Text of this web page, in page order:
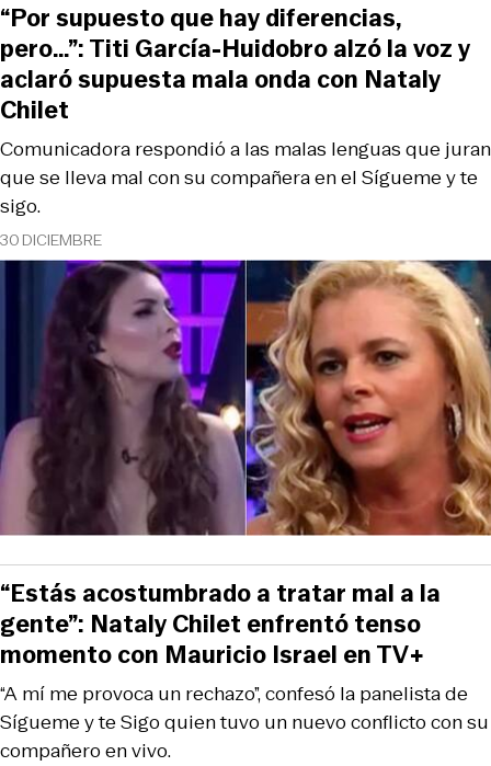
30 DICIEMBRE
Comunicadora respondió a las malas lenguas que juran
que se lleva mal con su compañera en el Sígueme y te
sigo.
“Por supuesto que hay diferencias,
pero…”: Titi García-Huidobro alzó la voz y
aclaró supuesta mala onda con Nataly
Chilet
“A mí me provoca un rechazo”, confesó la panelista de
Sígueme y te Sigo quien tuvo un nuevo conflicto con su
compañero en vivo.
“Estás acostumbrado a tratar mal a la
gente”: Nataly Chilet enfrentó tenso
momento con Mauricio Israel en TV+